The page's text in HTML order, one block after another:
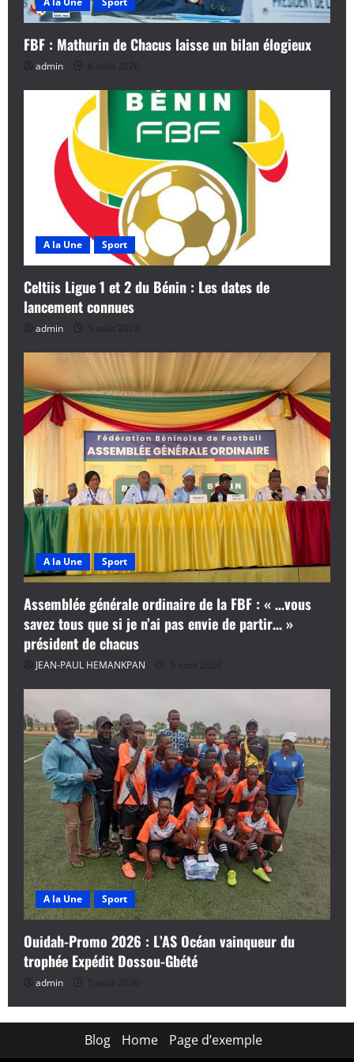
FBF : Mathurin de Chacus laisse un bilan élogieux
admin 6 août 2026
A la Une Sport
Celtiis Ligue 1 et 2 du Bénin : Les dates de
lancement connues
admin 5 août 2026
A la Une Sport
Assemblée générale ordinaire de la FBF : « …vous
savez tous que si je n’ai pas envie de partir… »
président de chacus
JEAN-PAUL HEMANKPAN 5 août 2026
A la Une Sport
Ouidah-Promo 2026 : L’AS Océan vainqueur du
trophée Expédit Dossou-Gbété
admin 5 août 2026
Blog Home Page d’exemple